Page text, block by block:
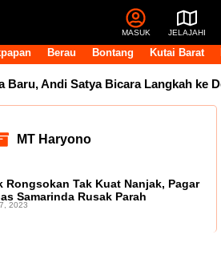
MASUK JELAJAHI
Berau Bontang Kutai Barat
Andi Satya Bicara Langkah ke
MT Haryono
Rongsokan Tak Kuat Nanjak, Pagar
Samarinda Rusak Parah
2023